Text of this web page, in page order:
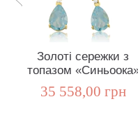
Золоті сережки з
топазом
35 558,00 грн